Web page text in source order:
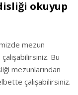
okuyup
mezun
Bu
mezunlarından
çalışabilirsiniz.